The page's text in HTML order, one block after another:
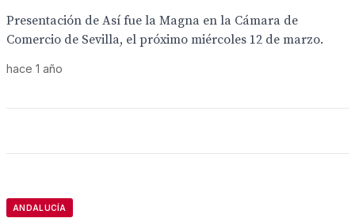
Presentación de Así fue la Magna en la Cámara de
Comercio de Sevilla, el próximo miércoles 12 de marzo.
hace 1 año
ANDALUCÍA